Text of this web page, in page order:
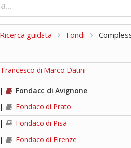
Ricerca guidata Fondi
Francesco di Marco Datini
|
Fondaco di Avignone
|
Fondaco di Prato
|
Fondaco di Pisa
|
Fondaco di Firenze